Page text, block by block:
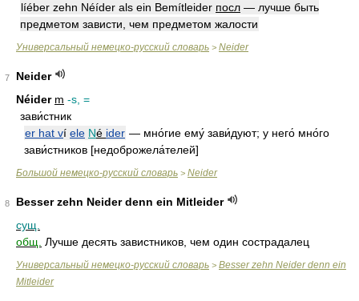
líéber zehn Néíder als ein Bemítleider посл — лучше быть
предметом зависти, чем предметом жалости
Универсальный немецко-русский словарь > Neider
7
Neider
Néider m -s, =
зави́стник
er hat ví ele Né ider — мно́гие ему́ зави́дуют; у него́ мно́го
зави́стников [недоброжела́телей]
Большой немецко-русский словарь > Neider
8
Besser zehn Neider denn ein Mitleider
сущ.
общ. Лучше десять завистников, чем один сострадалец
Универсальный немецко-русский словарь > Besser zehn Neider denn ein
Mitleider